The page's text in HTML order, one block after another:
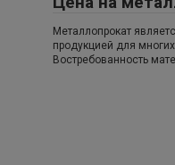
Металлопрокат
продукцией для
Востребованность